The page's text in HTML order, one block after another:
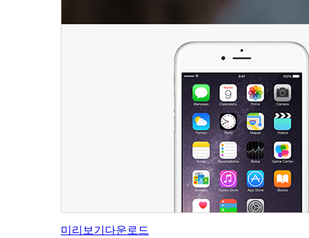
미리보기다운로드